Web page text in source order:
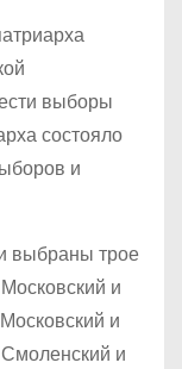
выборы
состояло
и
выбраны трое
и
и
и